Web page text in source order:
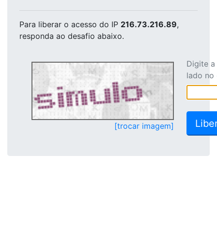
Para liberar o acesso do IP 216.73.216.89,
responda ao desafio abaixo.
[trocar imagem]
Digite
lado no